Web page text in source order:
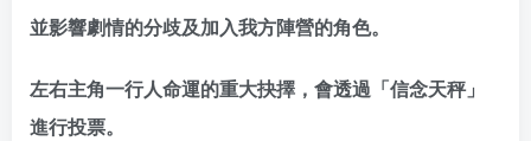
並影響劇情的分歧及加入我方陣營的角色。
左右主角一行人命運的重大抉擇，會透過「信念天秤」
進行投票。